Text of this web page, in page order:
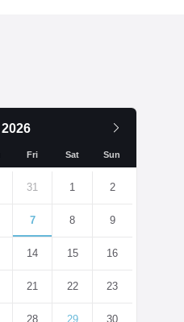
2026
Fri Sat Sun
31 1 2
7 8 9
14 15 16
21 22 23
28 29 30